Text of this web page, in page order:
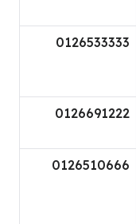
0126533333
0126691222
0126510666